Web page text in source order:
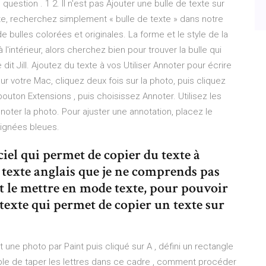
. 1 2. Il n'est pas Ajouter une bulle de texte sur
recherchez simplement « bulle de texte » dans notre
bulles colorées et originales. La forme et le style de la
alors cherchez bien pour trouver la bulle qui
Jill. Ajoutez du texte à vos Utiliser Annoter pour écrire
votre Mac, cliquez deux fois sur la photo, puis cliquez
Extensions , puis choisissez Annoter. Utilisez les
la photo. Pour ajuster une annotation, placez le
bleues.
qui permet de copier du texte à
anglais que je ne comprends pas
mettre en mode texte, pour pouvoir
qui permet de copier un texte sur
une photo par Paint puis cliqué sur A , défini un rectangle
de taper les lettres dans ce cadre , comment procéder